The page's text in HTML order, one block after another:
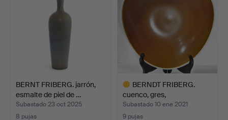
BERNT FRIBERG. jarrón,
esmalte de piel de …
Subastado 23 oct 2025
8 pujas
BERNDT FRIBERG.
cuenco, gres,
Gustavsbergs…
Subastado 10 ene 2021
9 pujas